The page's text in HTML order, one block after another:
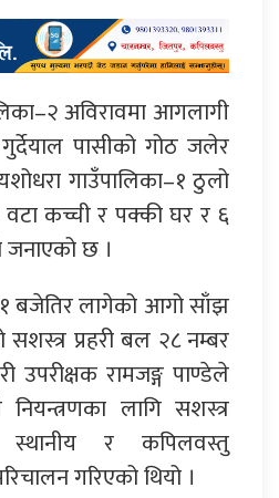
अविरावमा आगलागी
पासीको गोठ जलेर
गाउँपालिका–१ ठुलो
कच्ची र पक्की घर र ६
छ ।
बजेतिर लागेको आगो साँझ
प्रहरी बल २८ नम्बर
उपरीक्षक रामजङ्ग पाण्डेले
लागि सशस्त्र
स्थानीय र कपिलवस्तु
गरिएको थियो ।